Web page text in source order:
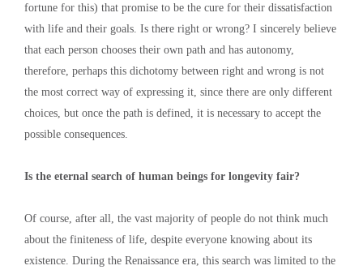
fortune for this) that promise to be the cure for their dissatisfaction
with life and their goals. Is there right or wrong? I sincerely believe
that each person chooses their own path and has autonomy,
therefore, perhaps this dichotomy between right and wrong is not
the most correct way of expressing it, since there are only different
choices, but once the path is defined, it is necessary to accept the
possible consequences.
Is the eternal search of human beings for longevity fair?
Of course, after all, the vast majority of people do not think much
about the finiteness of life, despite everyone knowing about its
existence. During the Renaissance era, this search was limited to the